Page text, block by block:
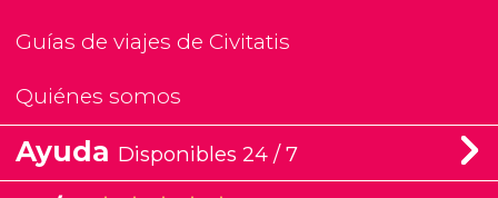
Guías de viajes de Civitatis
Quiénes somos
Ayuda Disponibles 24 / 7